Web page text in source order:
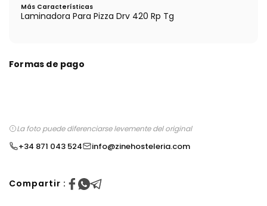
Más Características
Laminadora Para Pizza Drv 420 Rp Tg
Formas de pago
La foto puede diferenciarse levemente del original
+34 871 043 524 info@zinehosteleria.com
Compartir :